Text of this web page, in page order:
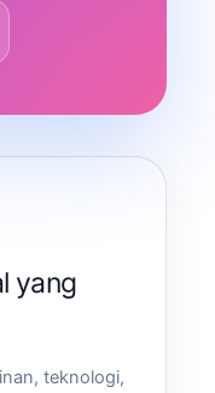
yang
teknologi,